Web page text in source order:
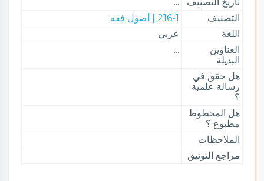
التصنيف
216-1 | أصول فقه
اللغة
عربي
العناوين
البديلة
...
هل حقق في
رسالة علمية
؟
هل المخطوط
مطبوع ؟
الملاحظات
مراجع التوثيق